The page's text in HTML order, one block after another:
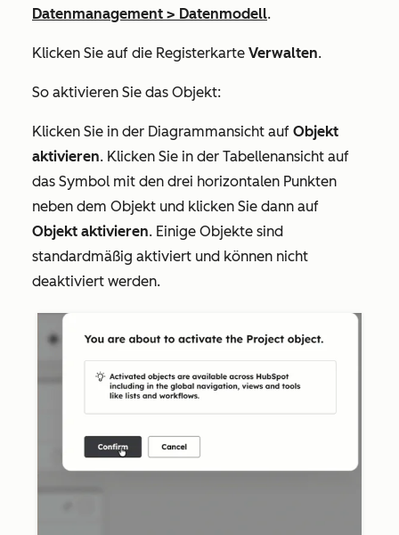
Datenmanagement > Datenmodell.
Klicken Sie auf die Registerkarte Verwalten.
So aktivieren Sie das Objekt:
Klicken Sie in der Diagrammansicht auf Objekt
aktivieren. Klicken Sie in der Tabellenansicht auf
das Symbol mit den drei horizontalen Punkten
neben dem Objekt und klicken Sie dann auf
Objekt aktivieren. Einige Objekte sind
standardmäßig aktiviert und können nicht
deaktiviert werden.